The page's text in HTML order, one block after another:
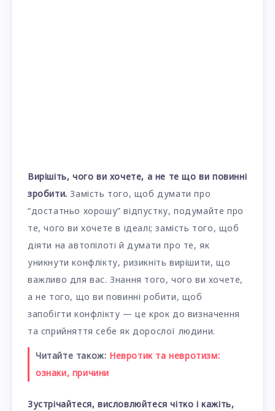
Вирішіть, чого ви хочете, а не те що ви повинні
зробити. Замість того, щоб думати про
“достатньо хорошу” відпустку, подумайте про
те, чого ви хочете в ідеалі; замість того, щоб
діяти на автопілоті й думати про те, як
уникнути конфлікту, ризикніть вирішити, що
важливо для вас. Знання того, чого ви хочете,
а не того, що ви повинні робити, щоб
запобігти конфлікту — це крок до визначення
та сприйняття себе як дорослої людини.
Читайте також: Невротик та невротизм:
ознаки, причини
Зустрічайтеся, висловлюйтеся чітко і кажіть,